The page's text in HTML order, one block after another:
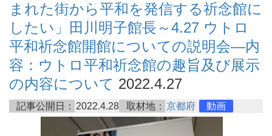
まれた街から平和を発信する祈念館に
したい」田川明子館長～4.27 ウトロ
平和祈念館開館についての説明会―内
容：ウトロ平和祈念館の趣旨及び展示
の内容について 2022.4.27
記事公開日： 2022.4.28 取材地： 京都府 動画